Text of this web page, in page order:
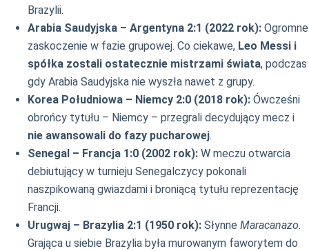
Brazylii.
Arabia Saudyjska – Argentyna 2:1 (2022 rok): Ogromne
zaskoczenie w fazie grupowej. Co ciekawe, Leo Messi i
spółka zostali ostatecznie mistrzami świata, podczas
gdy Arabia Saudyjska nie wyszła nawet z grupy.
Korea Południowa – Niemcy 2:0 (2018 rok): Ówcześni
obrońcy tytułu – Niemcy – przegrali decydujący mecz i
nie awansowali do fazy pucharowej.
Senegal – Francja 1:0 (2002 rok): W meczu otwarcia
debiutujący w turnieju Senegalczycy pokonali
naszpikowaną gwiazdami i broniącą tytułu reprezentację
Francji.
Urugwaj – Brazylia 2:1 (1950 rok): Słynne Maracanazo.
Grająca u siebie Brazylia była murowanym faworytem do